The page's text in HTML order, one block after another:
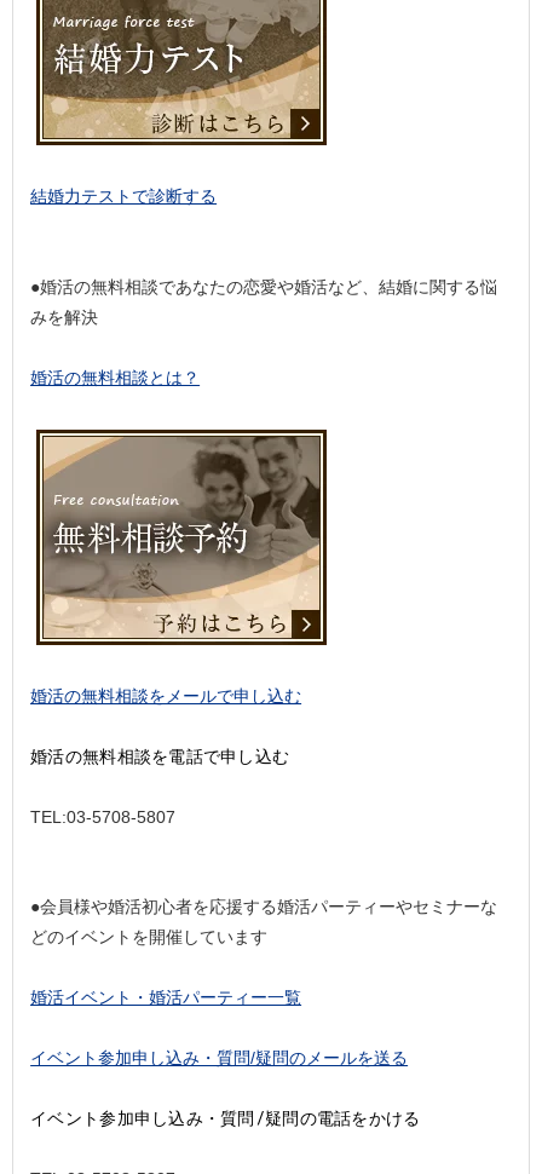
結婚力テストで診断する
●婚活の無料相談であなたの恋愛や婚活など、結婚に関する悩
みを解決
婚活の無料相談とは？
婚活の無料相談をメールで申し込む
婚活の無料相談を電話で申し込む
TEL:03-5708-5807
●会員様や婚活初心者を応援する婚活パーティーやセミナーな
どのイベントを開催しています
婚活イベント・婚活パーティー一覧
イベント参加申し込み・質問/疑問のメールを送る
イベント参加申し込み・質問/疑問の電話をかける